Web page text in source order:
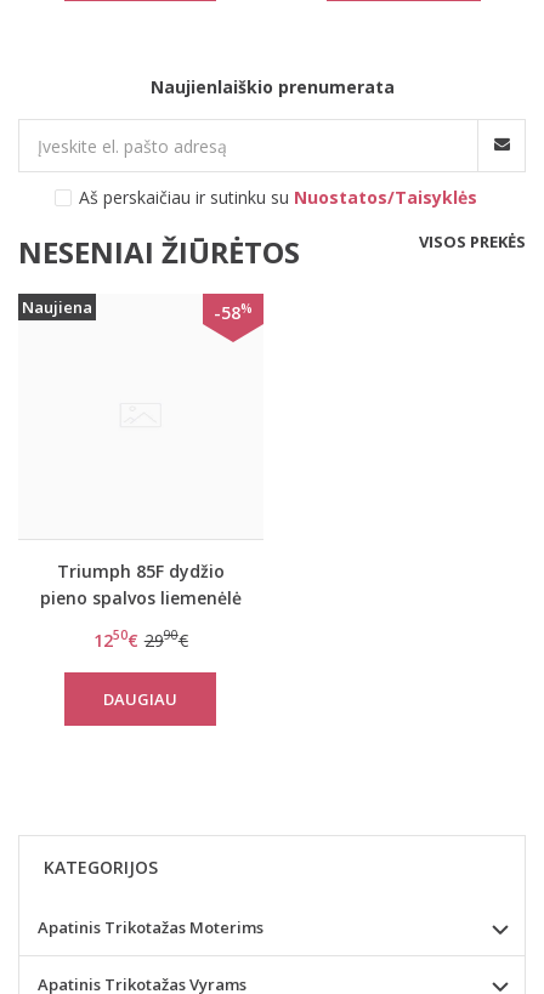
Naujienlaiškio prenumerata
Aš perskaičiau ir sutinku su Nuostatos/Taisyklės
NESENIAI ŽIŪRĖTOS VISOS PREKĖS
Naujiena -58%
Triumph 85F dydžio
pieno spalvos liemenėlė
WHU X
1250€ 2990€
DAUGIAU
KATEGORIJOS
Apatinis Trikotažas Moterims
Apatinis Trikotažas Vyrams